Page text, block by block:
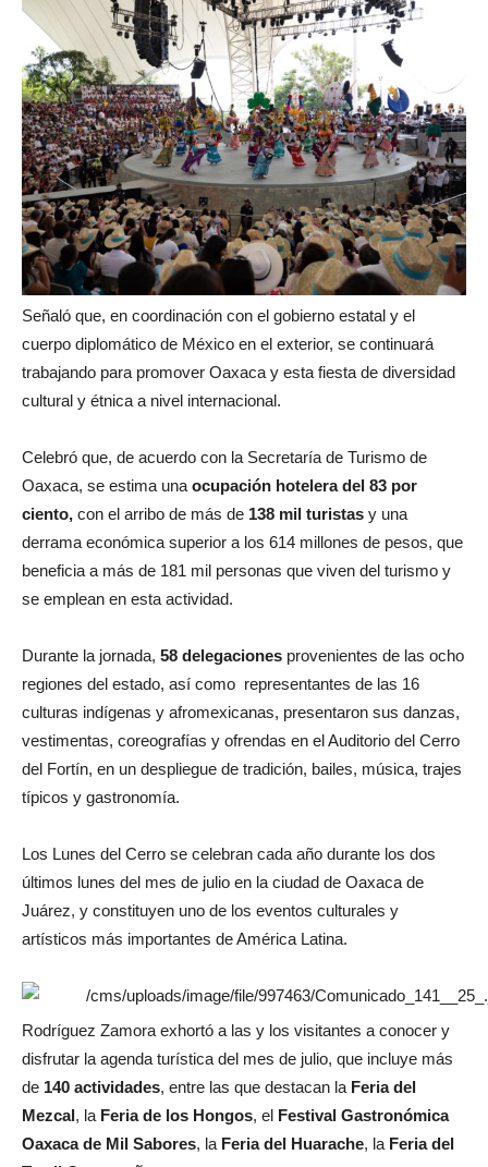
Señaló que, en coordinación con el gobierno estatal y el
cuerpo diplomático de México en el exterior, se continuará
trabajando para promover Oaxaca y esta fiesta de diversidad
cultural y étnica a nivel internacional.
Celebró que, de acuerdo con la Secretaría de Turismo de
Oaxaca, se estima una ocupación hotelera del 83 por
ciento, con el arribo de más de 138 mil turistas y una
derrama económica superior a los 614 millones de pesos, que
beneficia a más de 181 mil personas que viven del turismo y
se emplean en esta actividad.
Durante la jornada, 58 delegaciones provenientes de las ocho
regiones del estado, así como representantes de las 16
culturas indígenas y afromexicanas, presentaron sus danzas,
vestimentas, coreografías y ofrendas en el Auditorio del Cerro
del Fortín, en un despliegue de tradición, bailes, música, trajes
típicos y gastronomía.
Los Lunes del Cerro se celebran cada año durante los dos
últimos lunes del mes de julio en la ciudad de Oaxaca de
Juárez, y constituyen uno de los eventos culturales y
artísticos más importantes de América Latina.
Rodríguez Zamora exhortó a las y los visitantes a conocer y
disfrutar la agenda turística del mes de julio, que incluye más
de 140 actividades, entre las que destacan la Feria del
Mezcal, la Feria de los Hongos, el Festival Gastronómica
Oaxaca de Mil Sabores, la Feria del Huarache, la Feria del